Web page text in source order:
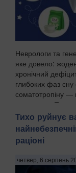
Неврологи та
яке довело:
хронічний
глибоких фаз сну
соматотропіну —
передають Пат...
Тихо руйнує
раціоні
четвер, 6 серпень